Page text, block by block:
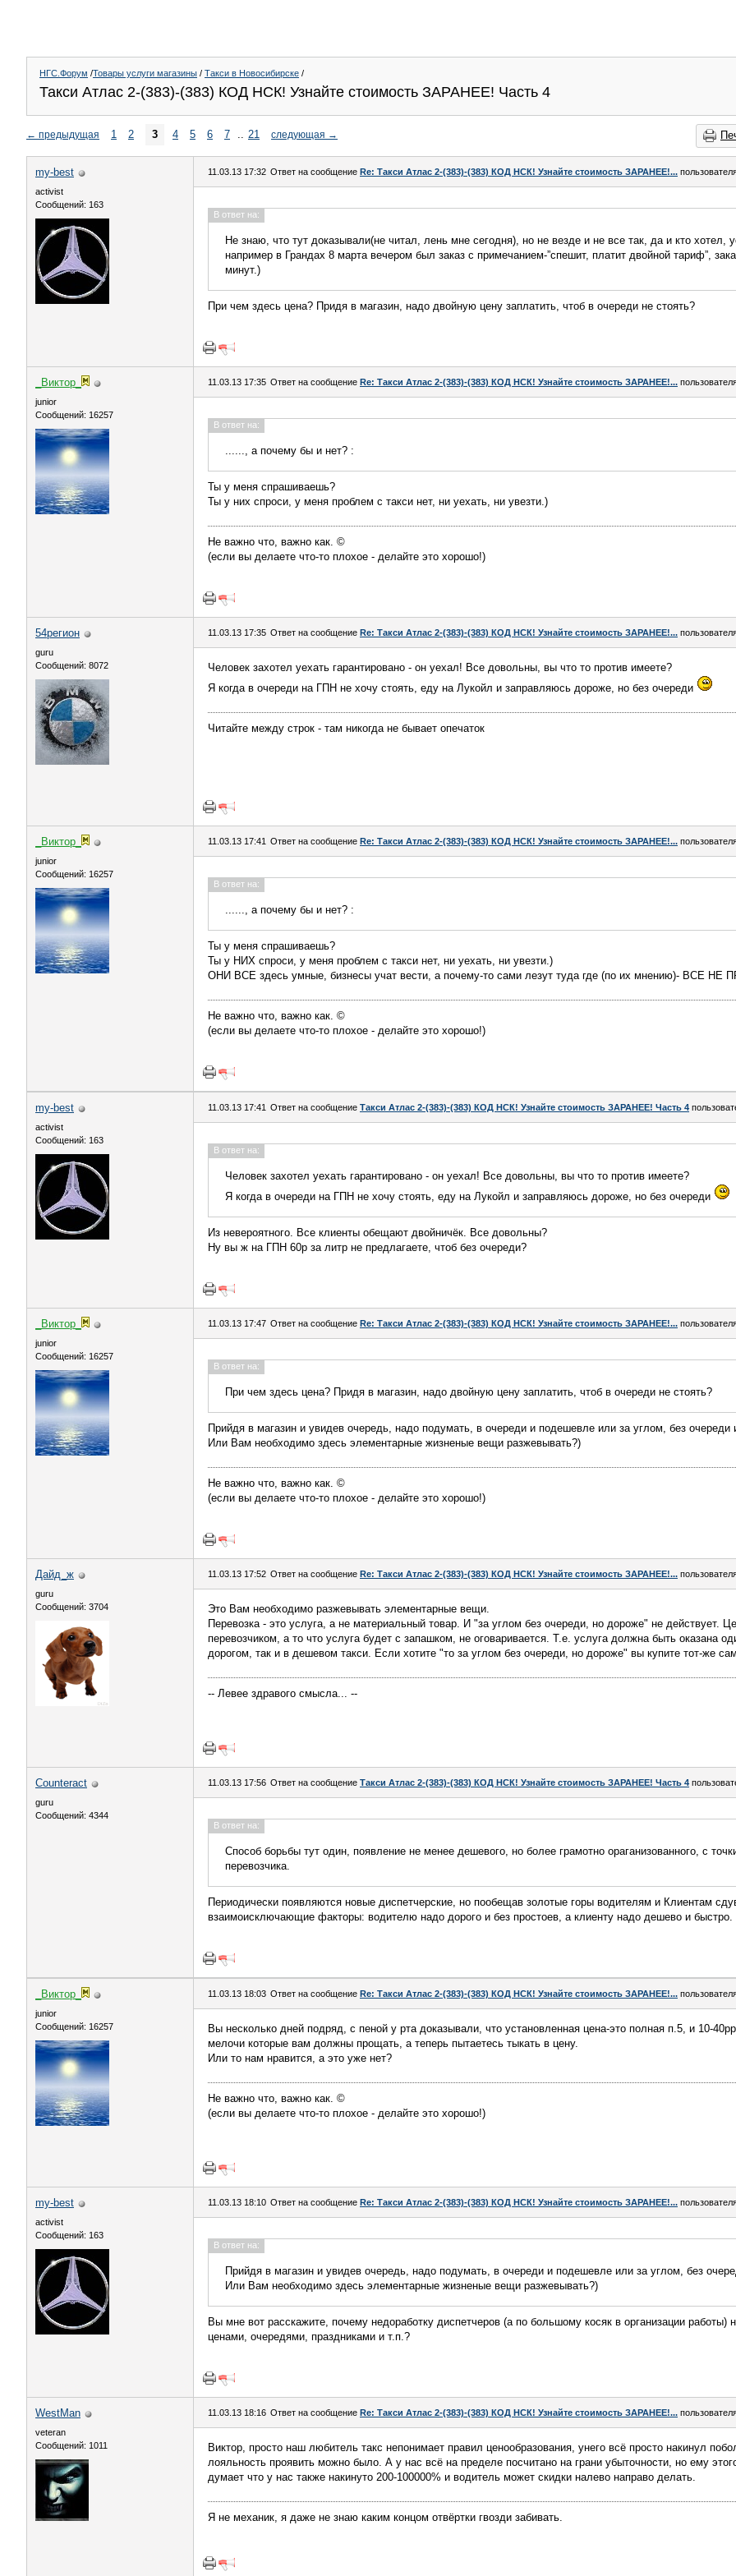
НГС.Форум /Товары услуги магазины / Такси в Новосибирске /
Такси Атлас 2-(383)-(383) КОД НСК! Узнайте стоимость ЗАРАНЕЕ! Часть 4
← предыдущая 1 2 3 4 5 6 7 .. 21 следующая →
my-best
activist
Сообщений: 163
11.03.13 17:32 Ответ на сообщение Re: Такси Атлас 2-(383)-(383) КОД НСК! Узнайте стоимость ЗАРАНЕЕ!...
В ответ на:
Не знаю, что тут доказывали(не читал, лень мне сегодня), но не везде и не все так, да и кто хотел,
например в Грандах 8 марта вечером был заказ с примечанием-”спешит, платит двойной тариф”,
минут.)
При чем здесь цена? Придя в магазин, надо двойную цену заплатить, чтоб в очереди не стоять?
_Виктор_
juniоr
Сообщений: 16257
11.03.13 17:35 Ответ на сообщение Re: Такси Атлас 2-(383)-(383) КОД НСК! Узнайте стоимость ЗАРАНЕЕ!...
В ответ на:
......, а почему бы и нет? :
Ты у меня спрашиваешь?
Ты у них спроси, у меня проблем с такси нет, ни уехать, ни увезти.)
Не важно что, важно как. ©
(если вы делаете что-то плохое - делайте это хорошо!)
54регион
guru
Сообщений: 8072
11.03.13 17:35 Ответ на сообщение Re: Такси Атлас 2-(383)-(383) КОД НСК! Узнайте стоимость ЗАРАНЕЕ!...
Человек захотел уехать гарантировано - он уехал! Все довольны, вы что то против имеете?
Я когда в очереди на ГПН не хочу стоять, еду на Лукойл и заправляюсь дороже, но без очереди
Читайте междy строк - там никогда не бывает опечаток
_Виктор_
juniоr
Сообщений: 16257
11.03.13 17:41 Ответ на сообщение Re: Такси Атлас 2-(383)-(383) КОД НСК! Узнайте стоимость ЗАРАНЕЕ!...
В ответ на:
......, а почему бы и нет? :
Ты у меня спрашиваешь?
Ты у НИХ спроси, у меня проблем с такси нет, ни уехать, ни увезти.)
ОНИ ВСЕ здесь умные, бизнесы учат вести, а почему-то сами лезут туда где (по их мнению)- ВСЕ НЕ
Не важно что, важно как. ©
(если вы делаете что-то плохое - делайте это хорошо!)
my-best
activist
Сообщений: 163
11.03.13 17:41 Ответ на сообщение Такси Атлас 2-(383)-(383) КОД НСК! Узнайте стоимость ЗАРАНЕЕ! Часть 4
В ответ на:
Человек захотел уехать гарантировано - он уехал! Все довольны, вы что то против имеете?
Я когда в очереди на ГПН не хочу стоять, еду на Лукойл и заправляюсь дороже, но без очереди
Из невероятного. Все клиенты обещают двойничёк. Все довольны?
Ну вы ж на ГПН 60р за литр не предлагаете, чтоб без очереди?
_Виктор_
juniоr
Сообщений: 16257
11.03.13 17:47 Ответ на сообщение Re: Такси Атлас 2-(383)-(383) КОД НСК! Узнайте стоимость ЗАРАНЕЕ!...
В ответ на:
При чем здесь цена? Придя в магазин, надо двойную цену заплатить, чтоб в очереди не стоять?
Прийдя в магазин и увидев очередь, надо подумать, в очереди и подешевле или за углом, без очереди
Или Вам необходимо здесь элементарные жизненые вещи разжевывать?)
Не важно что, важно как. ©
(если вы делаете что-то плохое - делайте это хорошо!)
Дайд_ж
guru
Сообщений: 3704
11.03.13 17:52 Ответ на сообщение Re: Такси Атлас 2-(383)-(383) КОД НСК! Узнайте стоимость ЗАРАНЕЕ!...
Это Вам необходимо разжевывать элементарные вещи.
Перевозка - это услуга, а не материальный товар. И "за углом без очереди, но дороже" не действует.
перевозчиком, а то что услуга будет с запашком, не оговаривается. Т.е. услуга должна быть оказана
дорогом, так и в дешевом такси. Если хотите "то за углом без очереди, но дороже" вы купите тот-же
-- Левее здравого смысла... --
Counteract
guru
Сообщений: 4344
11.03.13 17:56 Ответ на сообщение Такси Атлас 2-(383)-(383) КОД НСК! Узнайте стоимость ЗАРАНЕЕ! Часть 4
В ответ на:
Способ борьбы тут один, появление не менее дешевого, но более грамотно ораганизованного, с
перевозчика.
Периодически появляются новые диспетчерские, но пообещав золотые горы водителям и Клиентам
взаимоисключающие факторы: водителю надо дорого и без простоев, а клиенту надо дешево и быстро.
_Виктор_
juniоr
Сообщений: 16257
11.03.13 18:03 Ответ на сообщение Re: Такси Атлас 2-(383)-(383) КОД НСК! Узнайте стоимость ЗАРАНЕЕ!...
Вы несколько дней подряд, с пеной у рта доказывали, что установленная цена-это полная п.5, и 10-
мелочи которые вам должны прощать, а теперь пытаетесь тыкать в цену.
Или то нам нравится, а это уже нет?
Не важно что, важно как. ©
(если вы делаете что-то плохое - делайте это хорошо!)
my-best
activist
Сообщений: 163
11.03.13 18:10 Ответ на сообщение Re: Такси Атлас 2-(383)-(383) КОД НСК! Узнайте стоимость ЗАРАНЕЕ!...
В ответ на:
Прийдя в магазин и увидев очередь, надо подумать, в очереди и подешевле или за углом, без
Или Вам необходимо здесь элементарные жизненые вещи разжевывать?)
Вы мне вот расскажите, почему недоработку диспетчеров (а по большому косяк в организации работы)
ценами, очередями, праздниками и т.п.?
WestMan
veteran
Сообщений: 1011
11.03.13 18:16 Ответ на сообщение Re: Такси Атлас 2-(383)-(383) КОД НСК! Узнайте стоимость ЗАРАНЕЕ!...
Виктор, просто наш любитель такс непонимает правил ценообразования, унего всё просто накинул
лояльность проявить можно было. А у нас всё на пределе посчитано на грани убыточности, но ему
думает что у нас также накинуто 200-100000% и водитель может скидки налево направо делать.
Я не механик, я даже не знаю каким концом отвёртки гвозди забивать.